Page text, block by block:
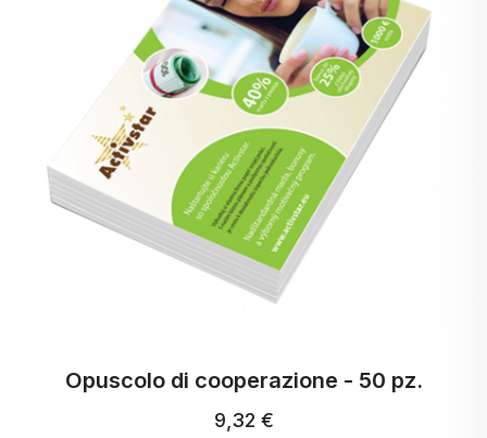
Opuscolo di cooperazione - 50 pz.
9,32 €